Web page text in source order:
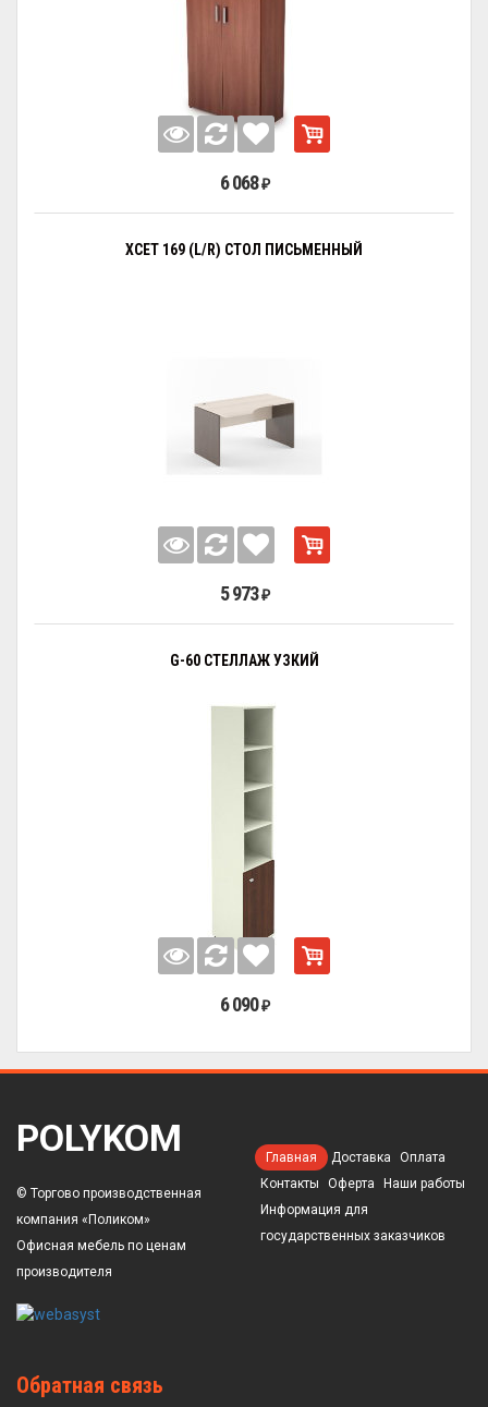
6 068 ₽
XCET 169 (L/R) СТОЛ ПИСЬМЕННЫЙ
5 973 ₽
G-60 СТЕЛЛАЖ УЗКИЙ
6 090 ₽
POLYKOM
© Торгово производственная
компания «Поликом»
Офисная мебель по ценам
производителя
Главная Доставка
Оплата
Контакты
Оферта
Наши работы
Информация для
государственных заказчиков
Обратная связь